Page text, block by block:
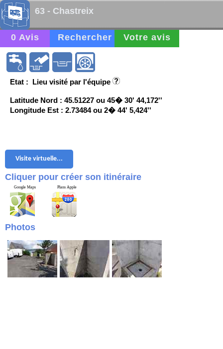
63 - Chastreix
0 Avis Rechercher Votre avis
Etat : Lieu visité par l'équipe
Latitude Nord : 45.51227 ou 45� 30' 44,172''
Longitude Est : 2.73484 ou 2� 44' 5,424''
Visite virtuelle...
Cliquer pour créer son itinéraire
Google Maps Plans Apple
Photos